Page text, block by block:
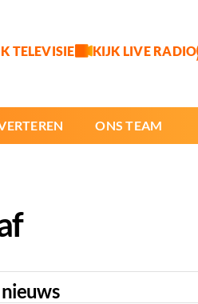
TELEVISIE KIJK LIVE RADIO
ONS TEAM